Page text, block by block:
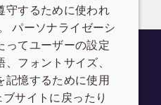
LinkedInTiktok
守するために使われ
パーソナライゼーシ
ってユーザーの設定
、フォントサイズ、
記憶するために使用
サイトに戻ったり